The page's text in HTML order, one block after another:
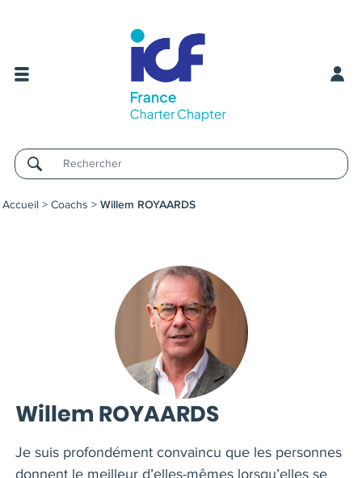
Username
Accueil > Coachs > Willem ROYAARDS
Willem ROYAARDS
Je suis profondément convaincu que les personnes
donnent le meilleur d’elles-mêmes lorsqu’elles se